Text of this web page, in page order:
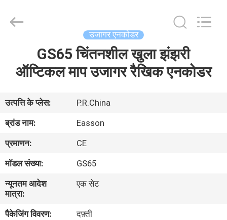
हमारे
बारे
कारखाना
दौरा
Technology
उजागर एनकोडर
GS65 चिंतनशील खुला झंझरी
ऑप्टिकल माप उजागर रैखिक एनकोडर
उत्पत्ति के प्लेस:
P.R.China
ब्रांड नाम:
Easson
प्रमाणन:
CE
मॉडल संख्या:
GS65
न्यूनतम आदेश
मात्रा:
एक सेट
पैकेजिंग विवरण:
दफ़्ती